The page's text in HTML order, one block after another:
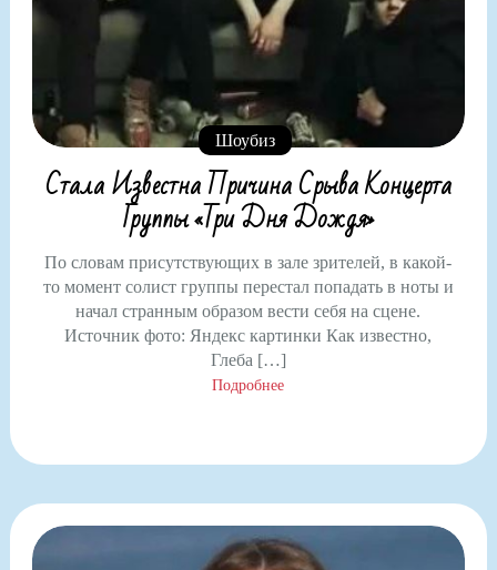
Шоубиз
Стала Известна Причина Срыва Концерта
Группы «Три Дня Дождя»
По словам присутствующих в зале зрителей, в какой-
то момент солист группы перестал попадать в ноты и
начал странным образом вести себя на сцене.
Источник фото: Яндекс картинки Как известно,
Глеба […]
Подробнее